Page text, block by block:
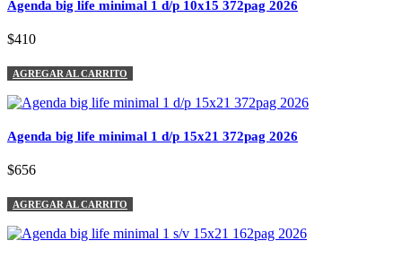
Agenda big life minimal 1 d/p 10x15 372pag 2026
$410
AGREGAR AL CARRITO
Agenda big life minimal 1 d/p 15x21 372pag 2026
$656
AGREGAR AL CARRITO